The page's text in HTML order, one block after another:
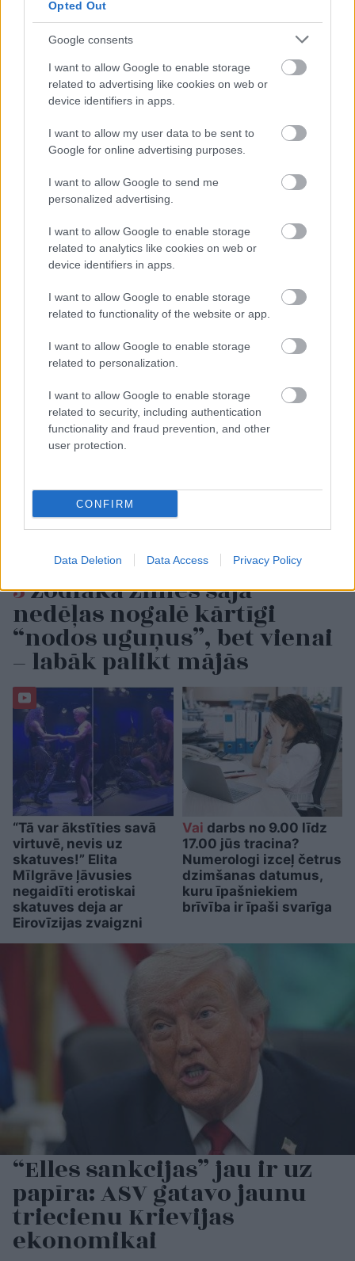
Opted Out
Google consents
I want to allow Google to enable storage
related to advertising like cookies on web or
device identifiers in apps.
I want to allow my user data to be sent to
Google for online advertising purposes.
I want to allow Google to send me
personalized advertising.
I want to allow Google to enable storage
related to analytics like cookies on web or
device identifiers in apps.
I want to allow Google to enable storage
related to functionality of the website or app.
I want to allow Google to enable storage
related to personalization.
I want to allow Google to enable storage
related to security, including authentication
functionality and fraud prevention, and other
user protection.
CONFIRM
Data Deletion Data Access Privacy Policy
biļetei – vai drīz būs arī
ceturtā?” Kultūras
baudītāji ir patiesi nikni,
kur beigās “nostājas”
pirkuma cena
Šodien centies neļaut
emocijām pārāk spēcīgi
lēmumus
Beata Jonīte jau atkal
nonāk uzmanības
superdārgu pulksteni
3zodiaka zīmes šajā
nedēļas nogalē kārtīgi
“nodos uguņus”, bet vienai
– labāk palikt mājās
“Tā var ākstīties savā
virtuvē, nevis uz
skatuves!” Elita
Mīlgrāve ļāvusies
negaidīti erotiskai
skatuves deja ar
Eirovīzijas zvaigzni
Vai darbs no 9.00 līdz
17.00 jūs tracina?
Numerologi izceļ četrus
dzimšanas datumus,
kuru īpašniekiem
brīvība ir īpaši svarīga
“Elles sankcijas” jau ir uz
papīra: ASV gatavo jaunu
triecienu Krievijas
ekonomikai
Atcelt Ziņot